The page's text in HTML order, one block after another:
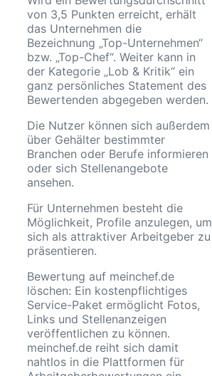
von 3,5 Punkten erreicht, erhält
das Unternehmen die
Bezeichnung „Top-Unternehmen“
bzw. „Top-Chef“. Weiter kann in
der Kategorie „Lob & Kritik“ ein
ganz persönliches Statement des
Bewertenden abgegeben werden.
Die Nutzer können sich außerdem
über Gehälter bestimmter
Branchen oder Berufe informieren
oder sich Stellenangebote
ansehen.
Für Unternehmen besteht die
Möglichkeit, Profile anzulegen, um
sich als attraktiver Arbeitgeber zu
präsentieren.
Bewertung auf meinchef.de
löschen: Ein kostenpflichtiges
Service-Paket ermöglicht Fotos,
Links und Stellenanzeigen
veröffentlichen zu können.
meinchef.de reiht sich damit
nahtlos in die Plattformen für